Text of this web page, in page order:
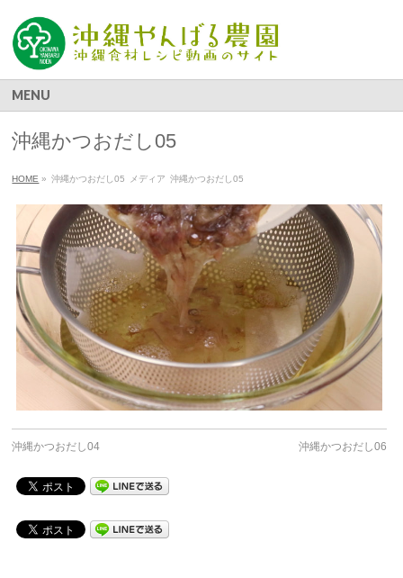
MENU
沖縄かつおだし05
HOME » 沖縄かつおだし05 メディア 沖縄かつおだし05
沖縄かつおだし04 沖縄かつおだし06